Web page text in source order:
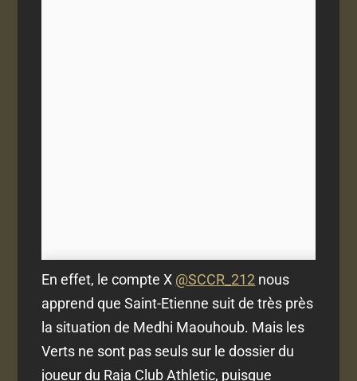
En effet, le compte X @SCCR_212 nous
apprend que Saint-Etienne suit de très près
la situation de Medhi Maouhoub. Mais les
Verts ne sont pas seuls sur le dossier du
joueur du Raja Club Athletic, puisque